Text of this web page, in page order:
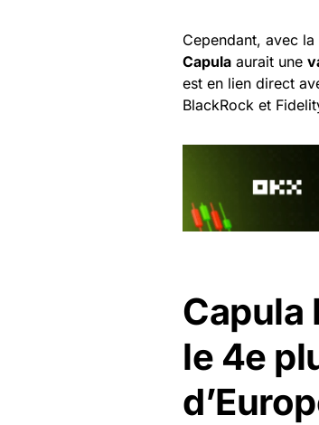
Cependant, avec la
Capula aurait une
est en lien direct
BlackRock et
Capula
le 4e